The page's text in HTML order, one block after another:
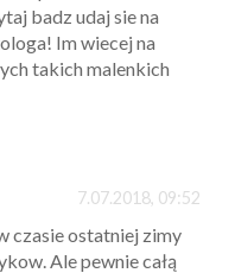
badz udaj sie na
Im wiecej na
takich malenkich
7.07.2018, 09:52
czasie ostatniej zimy
Ale pewnie całą